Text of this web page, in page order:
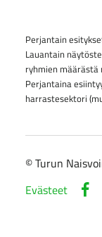
Perjantain
Lauantain
ryhmien määrästä
Perjantaina
harrastesektori
©Turun
Evästeet